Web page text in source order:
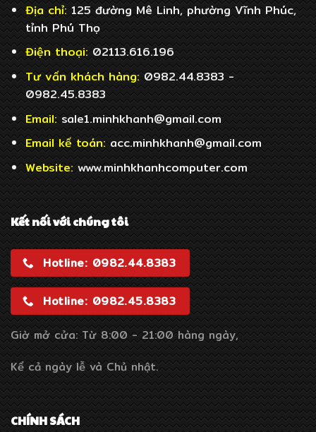
Địa chỉ:125 đường Mê Linh, phường Vĩnh Phúc,
tỉnh Phú Thọ
Điện thoại:02113.616.196
Tư vấn khách hàng:0982.44.8383 -
0982.45.8383
Email: sale1.minhkhanh@gmail.com
Email kế toán: acc.minhkhanh@gmail.com
Website: www.minhkhanhcomputer.com
Kết nối với chúng tôi
Hotline: 0982.44.8383
Hotline: 0982.45.8383
Giờ mở cửa: Từ 8:00 - 21:00 hàng ngày,
Kể cả ngày lễ và Chủ nhật.
CHÍNH SÁCH